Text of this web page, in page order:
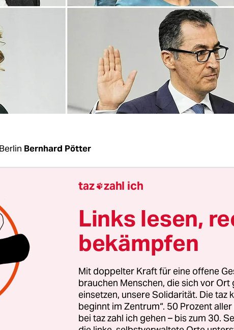
Bernhard Pötter
Sache für KlimaschützerInnen klar: Wer auf
demonstrieren oder verhandeln wollte, den zog
128–130 in Berlin-Mitte. Dort sitzt das
bisher fachlich und juristisch
alles rund ums Klima.
wird das komplizierter: Wem es um
-Emissionen und die Gesamtstrategie geht,
34–37, gleich beim
Geld geht, der muss sich in der
taz zahl ich
Links lesen,
bekämpfen
Mit doppelter Kraft für eine offene
brauchen Menschen, die sich vor
einsetzen, unsere Solidarität. Die taz
beginnt im Zentrum“. 50 Prozent
bei taz zahl ich gehen – bis zum 30.